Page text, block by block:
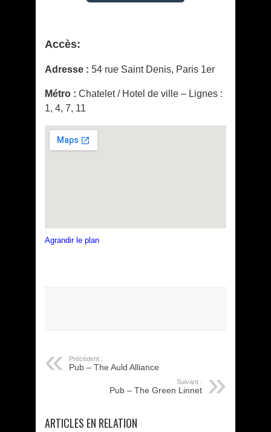
Accès:
Adresse : 54 rue Saint Denis, Paris 1er
Métro : Chatelet / Hotel de ville – Lignes :
1, 4, 7, 11
Agrandir le plan
Précédent :
Pub – The Auld Alliance
Suivant :
Pub – The Green Linnet
ARTICLES EN RELATION